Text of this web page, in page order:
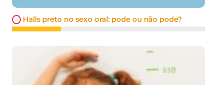
Halls preto no sexo oral: pode ou não pode?